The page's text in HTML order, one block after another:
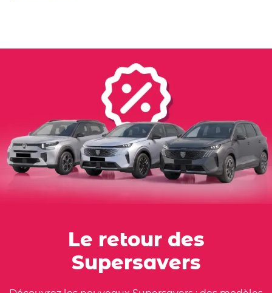
Le retour des
Supersavers